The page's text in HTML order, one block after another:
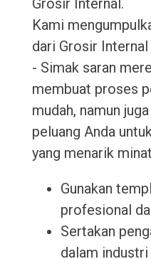
Grosir Internal.
Kami
dari Grosir
- Simak saran
membuat proses
mudah, namun
peluang Anda
yang menarik
Gunakan
profesional
Sertakan
dalam industri